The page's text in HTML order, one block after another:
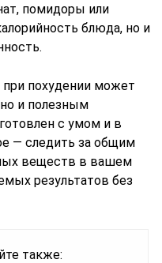
помидоры или
блюда, но и
похудении может
и полезным
с умом и в
— следить за общим
веществ в вашем
результатов без
также: